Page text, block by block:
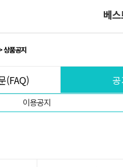
베
상품공지
(FAQ)
이용공지